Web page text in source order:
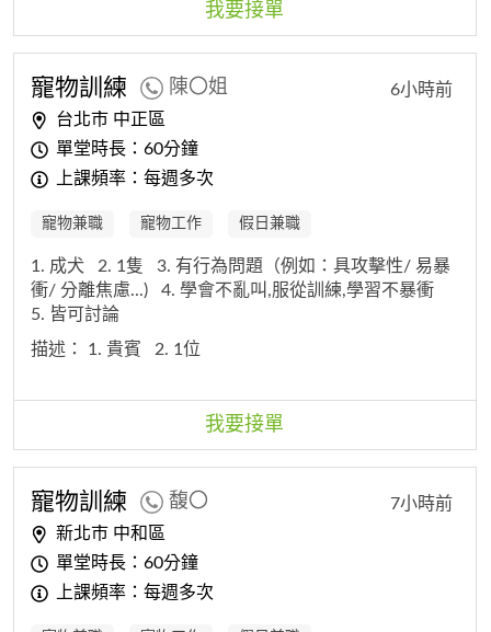
我要接單
寵物訓練 陳〇姐
台北市 中正區
單堂時長：60分鐘
上課頻率：每週多次
6小時前
寵物兼職 寵物工作 假日兼職
1. 成犬 2. 1隻
3. 有行為問題（例如：具攻擊性/ 易暴
衝/ 分離焦慮...)
4. 學會不亂叫,服從訓練,學習不暴衝
5. 皆可討論
描述： 1. 貴賓 2. 1位
我要接單
寵物訓練 馥〇
新北市 中和區
單堂時長：60分鐘
上課頻率：每週多次
7小時前